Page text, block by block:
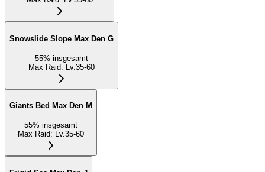
Snowslide Slope Max Den G
55% insgesamt
Max Raid: Lv.35-60
Giants Bed Max Den M
55% insgesamt
Max Raid: Lv.35-60